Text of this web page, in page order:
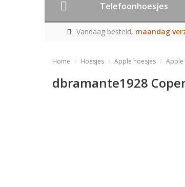
Telefoonhoesjes
Vandaag besteld, maandag
Home Hoesjes Apple hoesjes Apple
dbramante1928